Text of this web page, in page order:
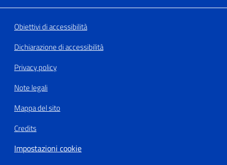
Obiettivi di accessibilità
Dichiarazione di accessibilità
Privacy policy
Note legali
Mappa del sito
Credits
Impostazioni cookie